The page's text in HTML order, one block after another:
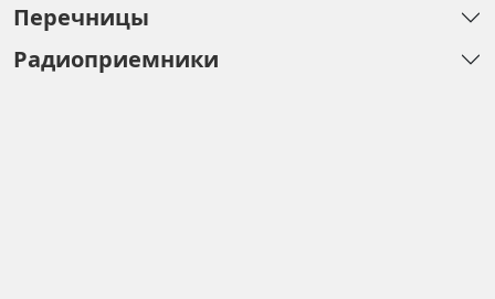
Перечницы
Радиоприемники